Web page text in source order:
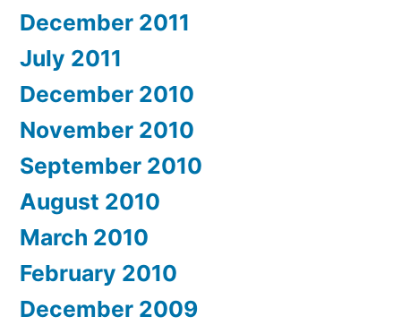
December 2011
July 2011
December 2010
November 2010
September 2010
August 2010
March 2010
February 2010
December 2009